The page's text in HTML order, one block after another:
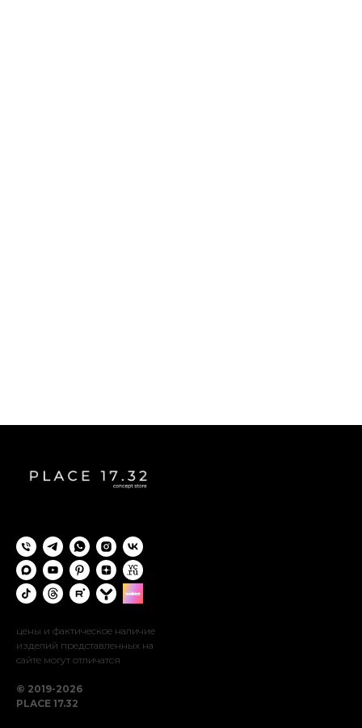
цены и фактическое наличие
изделий представленных на
сайте могут отличатся
© 2019-2026
PLACE 17.32